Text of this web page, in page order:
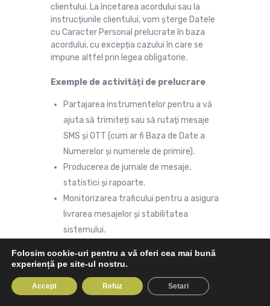
clientului. La încetarea acordului sau la
instrucțiunile clientului, vom șterge Datele
cu Caracter Personal prelucrate în baza
acordului, cu excepția cazului în care se
impune altfel prin legea obligatorie.
Exemple de activități de prelucrare
Partajarea instrumentelor pentru a vă
ajuta să trimiteți sau să rutați mesaje
SMS și OTT (cum ar fi Baza de Date a
Numerelor și numerele de primire).
Producerea de jurnale de mesaje,
statistici și rapoarte.
Monitorizarea traficului pentru a asigura
livrarea mesajelor și stabilitatea
sistemului.
consimțămintelor Persoanelor Vizate în
numele Clientului.
Stocarea și gestionarea informațiilor
Folosim cookie-uri pentru a vă oferi cea mai bună
experiență pe site-ul nostru.
Accept Refuz Setari